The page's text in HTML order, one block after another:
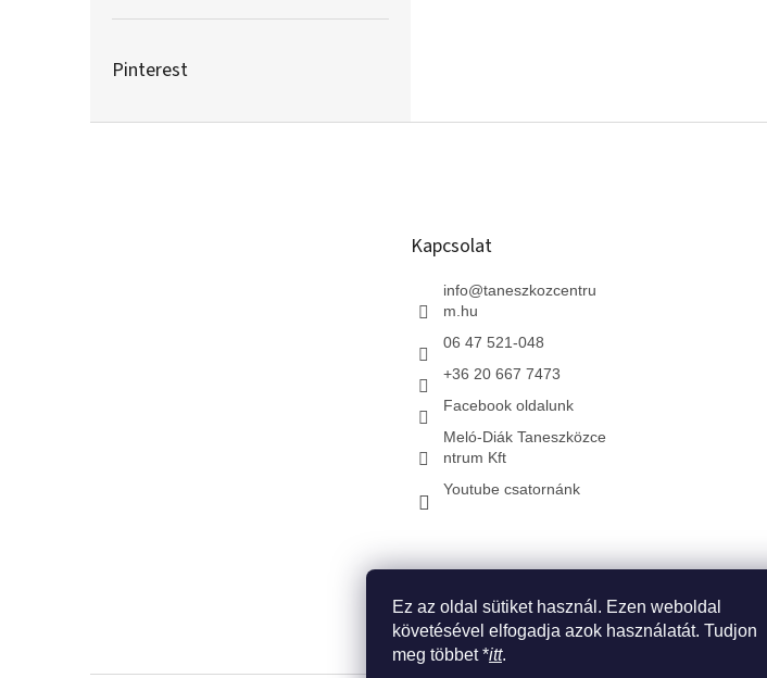
Ez az oldal sütiket használ. Ezen weboldal
követésével elfogadja azok használatát. Tudjon
meg többet *itt.
Pinterest
Kapcsolat
info@taneszkozcentru
m.hu
06 47 521-048
+36 20 667 7473
Facebook oldalunk
Meló-Diák Taneszközce
ntrum Kft
Youtube csatornánk
* Kezdőlap * Szlovákiai leányvállalatunk * Impresszum